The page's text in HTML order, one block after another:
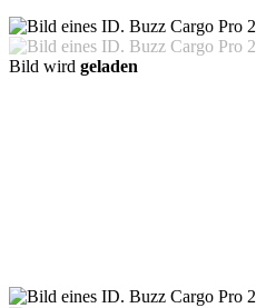
Bild wird geladen